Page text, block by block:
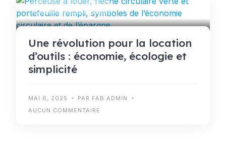
CONSEILS PRATIQUES
Une révolution pour la location
d’outils : économie, écologie et
simplicité
MAI 6, 2025
PAR FAB ADMIN
AUCUN COMMENTAIRE